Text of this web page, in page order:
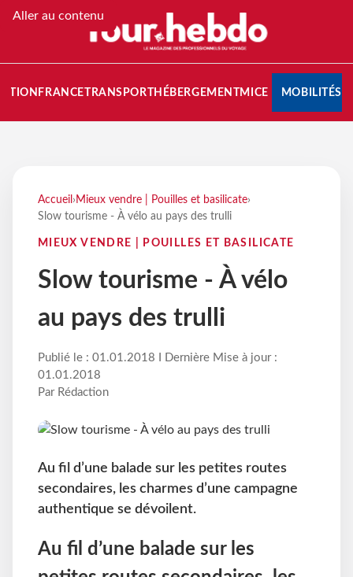
Aller au contenu
FRANCETRANSPORT HÉBERGEMENTMICE MOBILITÉS
Accueil › Mieux vendre | Pouilles et basilicate›
Slow tourisme - À vélo au pays des trulli
MIEUX VENDRE | POUILLES ET BASILICATE
Slow tourisme - À vélo
au pays des trulli
Publié le : 01.01.2018 I Dernière Mise à jour :
01.01.2018
Par Rédaction
Au fil d’une balade sur les petites routes
secondaires, les charmes d’une campagne
authentique se dévoilent.
Au fil d’une balade sur les